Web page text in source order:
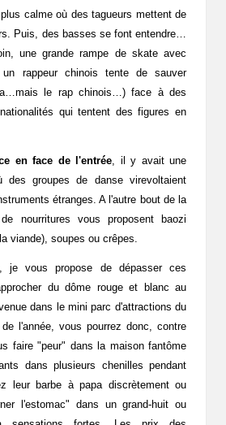
calme où des tagueurs mettent de
Puis, des basses se font entendre…
une grande rampe de skate avec
rappeur chinois tente de sauver
le rap chinois…) face à des
qui tentent des figures en
en face de l'entrée, il y avait une
des groupes de danse virevoltaient
étranges. A l'autre bout de la
nourritures vous proposent baozi
viande), soupes ou crêpes.
je vous propose de dépasser ces
du dôme rouge et blanc au
dans le mini parc d'attractions du
l'année, vous pourrez donc, contre
faire "peur" dans la maison fantôme
dans plusieurs chenilles pendant
leur barbe à papa discrètement ou
l'estomac" dans un grand-huit ou